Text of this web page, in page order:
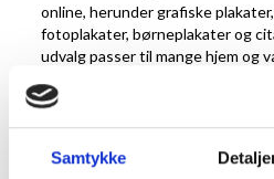
Samtykke
online, herunder grafiske
fotoplakater, børneplakater og
udvalg passer til mange hjem og
Vores udvalg af plakater
Jover og forskellige
kunstnere. Derudover findes der
byer, områder og andre